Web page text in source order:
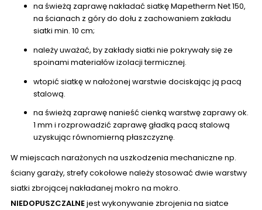
na świeżą zaprawę nakładać siatkę Mapetherm Net 150,
na ścianach z góry do dołu z zachowaniem zakładu
siatki min. 10 cm;
należy uważać, by zakłady siatki nie pokrywały się ze
spoinami materiałów izolacji termicznej.
wtopić siatkę w nałożonej warstwie dociskając ją pacą
stalową.
na świeżą zaprawę nanieść cienką warstwę zaprawy ok.
1 mm i rozprowadzić zaprawę gładką pacą stalową
uzyskując równomierną płaszczyznę.
W miejscach narażonych na uszkodzenia mechaniczne np.
ściany garaży, strefy cokołowe należy stosować dwie warstwy
siatki zbrojącej nakładanej mokro na mokro.
NIEDOPUSZCZALNEjest wykonywanie zbrojenia na siatce